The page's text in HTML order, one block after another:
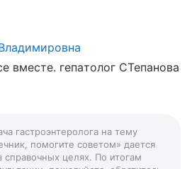
вместе. гепатолог СТепанова
гастроэнтеролога на тему
помогите советом» дается
справочных целях. По итогам